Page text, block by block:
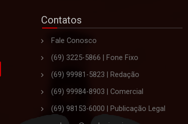
Contatos
Fale Conosco
(69) 3225-5866 | Fone Fixo
(69) 99981-5823 | Redação
(69) 99984-8903 | Comercial
(69) 98153-6000 | Publicação Legal